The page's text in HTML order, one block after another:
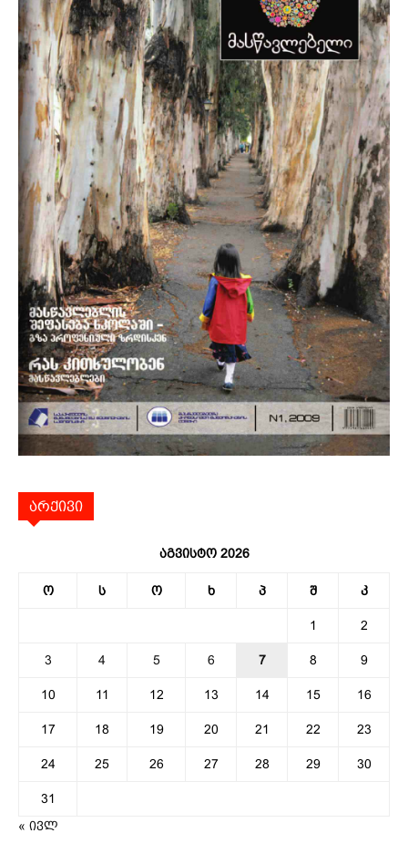
არქივი
აგვისტო 2026
ო ს ო ხ პ შ კ
1 2
3 4 5 6 7 8 9
10 11 12 13 14 15 16
17 18 19 20 21 22 23
24 25 26 27 28 29 30
31
« ივლ